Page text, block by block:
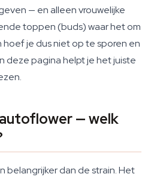
— en alleen vrouwelijke
toppen (buds) waar het om
hoef je dus niet op te sporen en
deze pagina helpt je het juiste
— welk
belangrijker dan de strain. Het